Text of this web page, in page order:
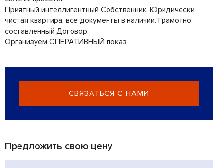
Приятный интеллигентный Собственник. Юридически
чистая квартира, все документы в наличии. Грамотно
составленный Договор.
Организуем ОПЕРАТИВНЫЙ показ.
СВЯЗАТЬСЯ С НАМИ
Предложить свою цену